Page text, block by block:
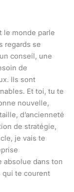
le monde parle
regards se
conseil, une
de
Ils sont
Et toi, tu te
nouvelle,
d’ancienneté
de stratégie,
je vais te
absolue dans ton
qui te courent